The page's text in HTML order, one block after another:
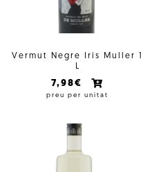
Vermut Negre Iris Muller 1
L
7,98€
preu per unitat